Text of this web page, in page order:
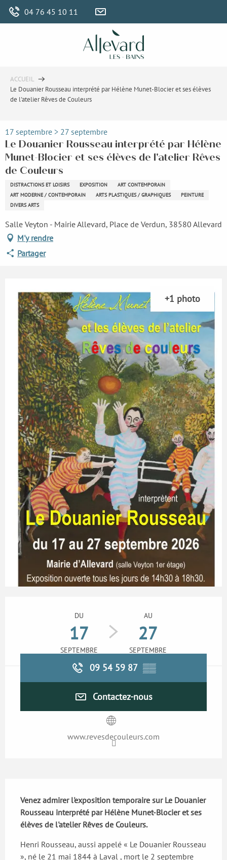
Aller
04 76 45 10 11
ACCUEIL
Le Douanier Rousseau interprété par Hélène Munet-Blocier et ses élèves
de l'atelier Rêves de Couleurs
17 septembre > 27 septembre
Le Douanier Rousseau interprété par Hélène
Munet-Blocier et ses élèves de l'atelier Rêves
de Couleurs
DISTRACTIONS ET LOISIRS EXPOSITION
ART CONTEMPORAIN
ART MODERNE / CONTEMPORAIN
ARTS PLASTIQUES / GRAPHIQUES
PEINTURE
DIVERS ARTS
Salle Veyton - Mairie Allevard, Place de Verdun, 38580 Allevard
M'y rendre
Partager
+1 photo
DU
17
SEPTEMBRE
AU
27
SEPTEMBRE
09 54 59 87 ▒▒
Contactez-nous
www.revesdecouleurs.com
Venez admirer l'exposition temporaire sur Le Douanier
Rousseau interprété par Hélène Munet-Blocier et ses
élèves de l'atelier Rêves de Couleurs.
Henri Rousseau, aussi appelé « Le Douanier Rousseau
», né le 21 mai 1844 à Laval , mort le 2 septembre